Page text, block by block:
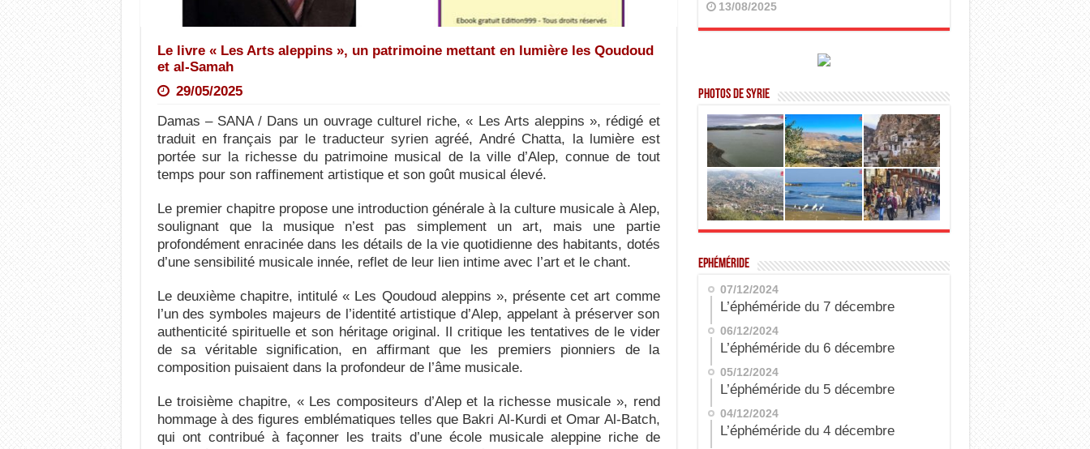
Le livre « Les Arts aleppins », un patrimoine mettant en lumière les Qoudoud
et al-Samah
29/05/2025
Damas – SANA / Dans un ouvrage culturel riche, « Les Arts aleppins », rédigé et
traduit en français par le traducteur syrien agréé, André Chatta, la lumière est
portée sur la richesse du patrimoine musical de la ville d’Alep, connue de tout
temps pour son raffinement artistique et son goût musical élevé.
Le premier chapitre propose une introduction générale à la culture musicale à Alep,
soulignant que la musique n’est pas simplement un art, mais une partie
profondément enracinée dans les détails de la vie quotidienne des habitants, dotés
d’une sensibilité musicale innée, reflet de leur lien intime avec l’art et le chant.
Le deuxième chapitre, intitulé « Les Qoudoud aleppins », présente cet art comme
l’un des symboles majeurs de l’identité artistique d’Alep, appelant à préserver son
authenticité spirituelle et son héritage original. Il critique les tentatives de le vider
de sa véritable signification, en affirmant que les premiers pionniers de la
composition puisaient dans la profondeur de l’âme musicale.
Le troisième chapitre, « Les compositeurs d’Alep et la richesse musicale », rend
hommage à des figures emblématiques telles que Bakri Al-Kurdi et Omar Al-Batch,
qui ont contribué à façonner les traits d’une école musicale aleppine riche de
13/08/2025
Photos de Syrie
Ephéméride
07/12/2024
L’éphéméride du 7 décembre
06/12/2024
L’éphéméride du 6 décembre
05/12/2024
L’éphéméride du 5 décembre
04/12/2024
L’éphéméride du 4 décembre